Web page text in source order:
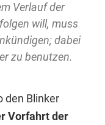
Verlauf der
will, muss
dabei
zu benutzen.
den Blinker
Vorfahrt der